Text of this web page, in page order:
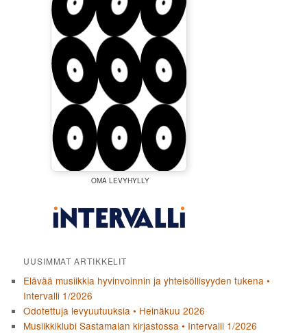
OMA LEVYHYLLY
UUSIMMAT ARTIKKELIT
Elävää musiikkia hyvinvoinnin ja yhteisöllisyyden tukena •
Intervalli 1/2026
Odotettuja levyuutuuksia • Heinäkuu 2026
Musiikkiklubi Sastamalan kirjastossa • Intervalli 1/2026